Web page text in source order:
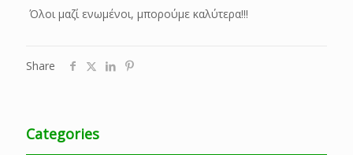
Όλοι μαζί ενωμένοι, μπορούμε καλύτερα!!!
Share
Categories